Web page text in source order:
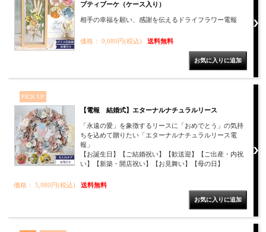
プティブーケ（ケース入り）
相手の幸福を願い、感謝を伝えるドライフラワー電報
価格： 9,080円(税込) 送料無料
PICK UP
【電報 結婚式】エターナルナチュラルリース
「永遠の愛」を象徴するリースに「おめでとう」の気持
ちを込めて贈りたい「エターナルナチュラルリース電
報」
【お誕生日】【ご結婚祝い】【歓送迎】【ご出産・内祝
い】【新築・開店祝い】【お見舞い】【母の日】
価格： 5,980円(税込) 送料無料